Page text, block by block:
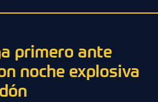
primero ante
noche explosiva